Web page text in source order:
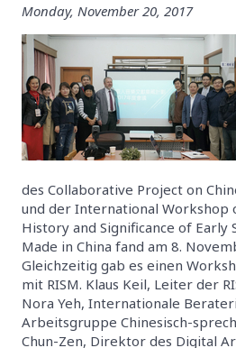
Monday, November 20, 2017
des Collaborative Project on
und der International Workshop
History and Significance of Early
Made in China fand am 8.
Gleichzeitig gab es einen
mit RISM. Klaus Keil, Leiter der
Nora Yeh, Internationale
Arbeitsgruppe Chinesisch-
Chun-Zen, Direktor des Digital